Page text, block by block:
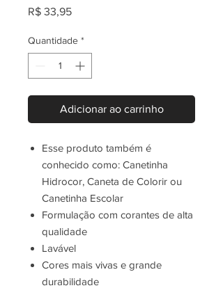
R$ 33,95Preço
Quantidade *
Adicionar ao carrinho
Esse produto também é
conhecido como: Canetinha
Hidrocor, Caneta de Colorir ou
Canetinha Escolar
Formulação com corantes de alta
qualidade
Lavável
Cores mais vivas e grande
durabilidade